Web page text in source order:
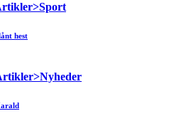
hest